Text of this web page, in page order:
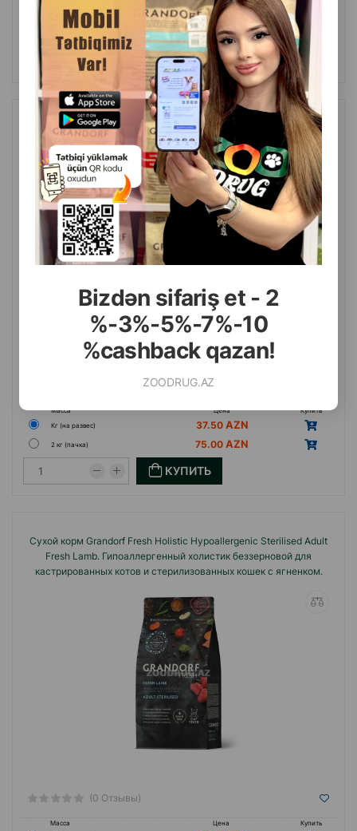
Bizdən sifariş et - 2
%-3%-5%-7%-10
%cashback qazan!
ZOODRUG.AZ
Кг (на развес)
42.50
85.00
КУПИТЬ
Сухой корм Grandorf Holistiс Hypoallergenic Sterilised 4 Meat (70%
мяса) Гипоаллергенный холистик низкозерновой для
кастрированных котов и стерилизованных кошек 4 вида мяса и
бурый рис.
Масса Цена
Купить
Кг (на развес)
37.50
2 кг (пачка) 75.00
КУПИТЬ
Сухой корм Grandorf Fresh Holistiс Hypoallergenic Sterilised Adult
Fresh Lamb. Гипоаллергенный холистик беззерновой для
кастрированных котов и стерилизованных кошек с ягненком.
(0 Отзывы)
Масса Цена
Купить